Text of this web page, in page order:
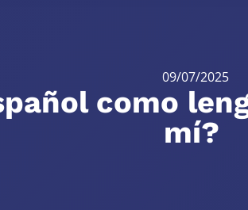
09/07/2025
como
mí?